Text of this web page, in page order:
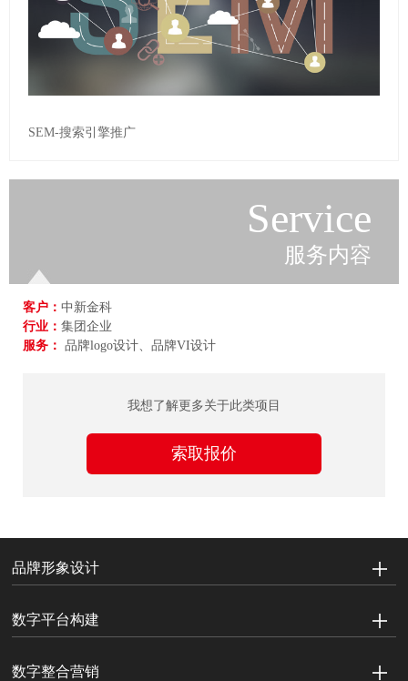
SEM-搜索引擎推广
Service
服务内容
客户： 中新金科
行业： 集团企业
服务： 品牌logo设计、品牌VI设计
我想了解更多关于此类项目
索取报价
品牌形象设计
数字平台构建
数字整合营销